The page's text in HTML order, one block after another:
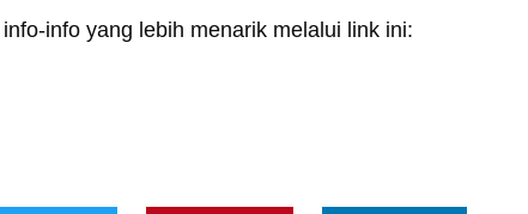
info yang lebih menarik melalui link ini: